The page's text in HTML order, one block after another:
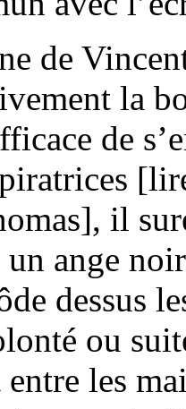
de
la
de
il
ange
dessus
ou
les